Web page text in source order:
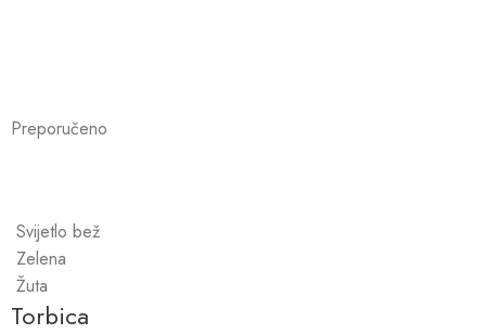
Preporučeno
Svijetlo bež
Zelena
Žuta
Torbica